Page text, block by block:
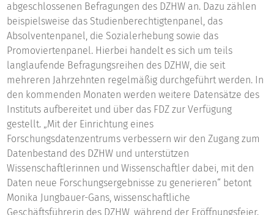
abgeschlossenen Befragungen des DZHW an. Dazu zählen
beispielsweise das Studienberechtigtenpanel, das
Absolventenpanel, die Sozialerhebung sowie das
Promoviertenpanel. Hierbei handelt es sich um teils
langlaufende Befragungsreihen des DZHW, die seit
mehreren Jahrzehnten regelmäßig durchgeführt werden. In
den kommenden Monaten werden weitere Datensätze des
Instituts aufbereitet und über das FDZ zur Verfügung
gestellt. „Mit der Einrichtung eines
Forschungsdatenzentrums verbessern wir den Zugang zum
Datenbestand des DZHW und unterstützen
Wissenschaftlerinnen und Wissenschaftler dabei, mit den
Daten neue Forschungsergebnisse zu generieren“ betont
Monika Jungbauer-Gans, wissenschaftliche
Geschäftsführerin des DZHW, während der Eröffnungsfeier.